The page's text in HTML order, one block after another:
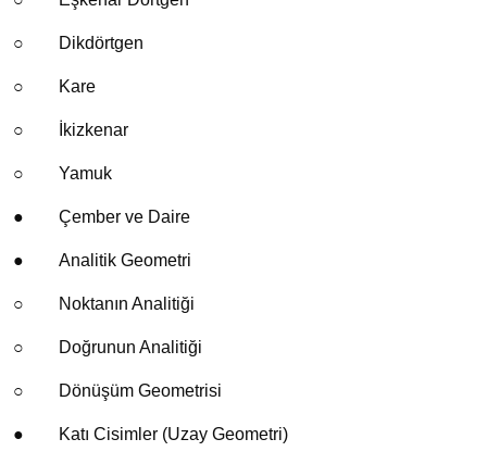
○ Dikdörtgen
○ Kare
○ İkizkenar
○ Yamuk
● Çember ve Daire
● Analitik Geometri
○ Noktanın Analitiği
○ Doğrunun Analitiği
○ Dönüşüm Geometrisi
● Katı Cisimler (Uzay Geometri)